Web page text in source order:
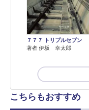
７７７ トリプルセブン
著者 伊坂 幸太郎
こちらもおすすめ